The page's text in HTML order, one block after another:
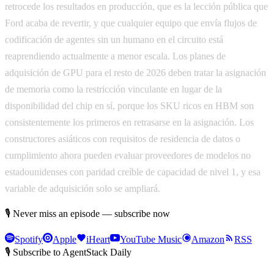
retrocede los resultados en producción, que es la lección pública que
Ford acaba de revertir, y que cualquier equipo que envía flujos de
codificación de agentes sin un humano en el circuito está
reaprendiendo actualmente a menor escala. Los planes de
adquisición de GPU para el resto de 2026 deben tratar la asignación
de memoria como la restricción vinculante en lugar de la
disponibilidad del chip en sí, porque los SKU ricos en HBM son
consistentemente los primeros en retrasarse en la asignación. Los
constructores asiáticos con requisitos de residencia de datos o
cumplimiento ahora pueden evaluar proveedores de modelos no
estadounidenses con paridad creíble de capacidad de nivel 1, y esa
variable de adquisición solo se ampliará.
🎙 Never miss an episode — subscribe now
Spotify Apple iHeart YouTube Music Amazon
RSS
🎙 Subscribe to AgentStack Daily